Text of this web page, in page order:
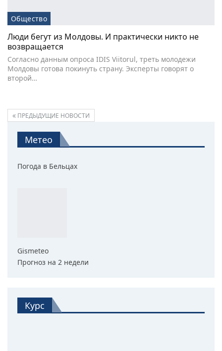
Общество
Люди бегут из Молдовы. И практически никто не
возвращается
Согласно данным опроса IDIS Viitorul, треть молодежи
Молдовы готова покинуть страну. Эксперты говорят о
второй…
ПРЕДЫДУЩИЕ НОВОСТИ
Метео
Погода в Бельцах
Gismeteo
Прогноз на 2 недели
Курс